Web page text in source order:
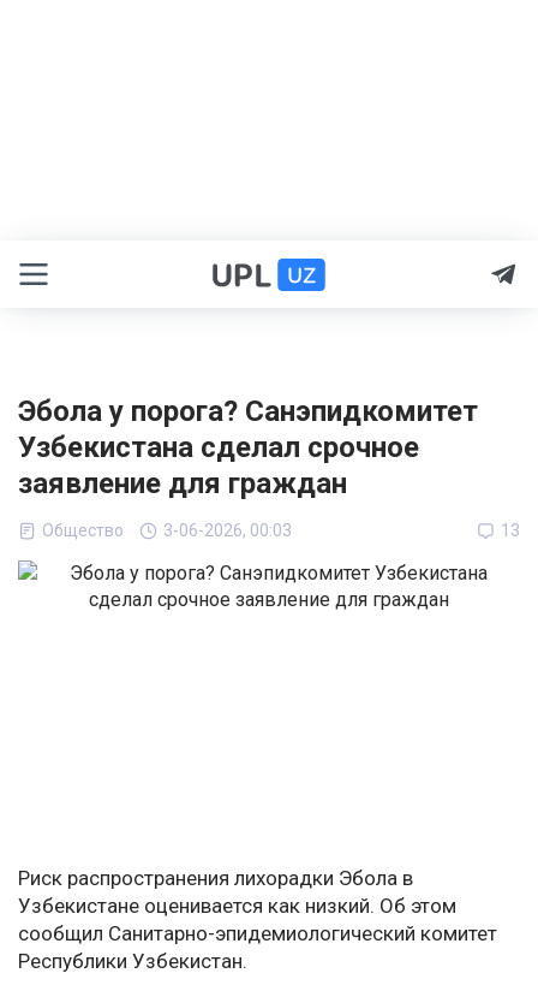
Эбола у порога? Санэпидкомитет
Узбекистана сделал срочное
заявление для граждан
Общество 3-06-2026, 00:03 13
Риск распространения лихорадки Эбола в
Узбекистане оценивается как низкий. Об этом
сообщил Санитарно-эпидемиологический комитет
Республики Узбекистан.